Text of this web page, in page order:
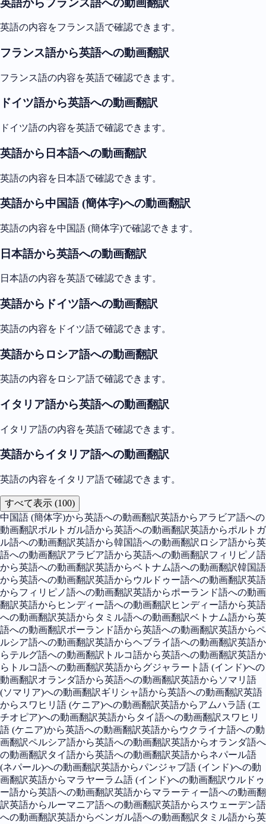
英語の内容をフランス語で確認できます。
フランス語から英語への動画翻訳
フランス語の内容を英語で確認できます。
ドイツ語から英語への動画翻訳
ドイツ語の内容を英語で確認できます。
英語から日本語への動画翻訳
英語の内容を日本語で確認できます。
英語から中国語 (簡体字)への動画翻訳
英語の内容を中国語 (簡体字)で確認できます。
日本語から英語への動画翻訳
日本語の内容を英語で確認できます。
英語からドイツ語への動画翻訳
英語の内容をドイツ語で確認できます。
英語からロシア語への動画翻訳
英語の内容をロシア語で確認できます。
イタリア語から英語への動画翻訳
イタリア語の内容を英語で確認できます。
英語からイタリア語への動画翻訳
英語の内容をイタリア語で確認できます。
すべて表示 (100)
中国語 (簡体字)から英語への動画翻訳英語からアラビア語への
動画翻訳ポルトガル語から英語への動画翻訳英語からポルトガ
ル語への動画翻訳英語から韓国語への動画翻訳 ロシア語から英
語への動画翻訳アラビア語から英語への動画翻訳フィリピノ語
から英語への動画翻訳英語からベトナム語への動画翻訳韓国語
から英語への動画翻訳英語からウルドゥー語への動画翻訳英語
からフィリピノ語への動画翻訳英語からポーランド語への動画
翻訳英語からヒンディー語への動画翻訳 ヒンディー語から英語
への動画翻訳英語からタミル語への動画翻訳ベトナム語から英
語への動画翻訳ポーランド語から英語への動画翻訳英語からペ
ルシア語への動画翻訳英語からヘブライ語への動画翻訳英語か
らテルグ語への動画翻訳 トルコ語から英語への動画翻訳英語か
らトルコ語への動画翻訳英語からグジャラート語 (インド)への
動画翻訳オランダ語から英語への動画翻訳英語からソマリ語
(ソマリア)への動画翻訳ギリシャ語から英語への動画翻訳英語
からスワヒリ語 (ケニア)への動画翻訳英語からアムハラ語 (エ
チオピア)への動画翻訳英語からタイ語への動画翻訳 スワヒリ
語 (ケニア)から英語への動画翻訳英語からウクライナ語への動
画翻訳ペルシア語から英語への動画翻訳英語からオランダ語へ
の動画翻訳 タイ語から英語への動画翻訳英語からネパール語
(ネパール)への動画翻訳英語からパンジャブ語 (インド)への動
画翻訳英語からマラヤーラム語 (インド)への動画翻訳 ウルドゥ
ー語から英語への動画翻訳英語からマラーティー語への動画翻
訳英語からルーマニア語への動画翻訳英語からスウェーデン語
への動画翻訳英語からベンガル語への動画翻訳 タミル語から英